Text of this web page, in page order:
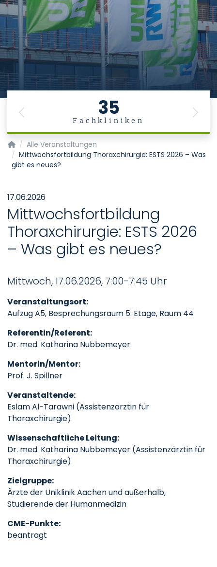
Stiftung
Universitätsmedizin
Aachen
Das Leben ist ein Geschenk
. Es gesund zu
erhalten, ist die Aufgabe der Medizin.
35
Fachkliniken
Previous Next
Startseite
Alle Veranstaltungen
Mittwochsfortbildung Thoraxchirurgie: ESTS 2026 – Was
gibt es neues?
17.06.2026
Mittwochsfortbildung
Thoraxchirurgie: ESTS 2026
– Was gibt es neues?
Mittwoch, 17.06.2026, 7:00-7:45 Uhr
Veranstaltungsort:
Aufzug A5, Besprechungsraum 5. Etage, Raum 44
Referentin/Referent:
Dr. med. Katharina Nubbemeyer
Mentorin/Mentor:
Prof. J. Spillner
Veranstaltende:
Eslam Al-Tarawni (Assistenzärztin für
Thoraxchirurgie)
Wissenschaftliche Leitung:
Dr. med. Katharina Nubbemeyer (Assistenzärztin für
Thoraxchirurgie)
Zielgruppe:
Ärzte der Uniklinik Aachen und außerhalb,
Studierende der Humanmedizin
CME-Punkte:
beantragt